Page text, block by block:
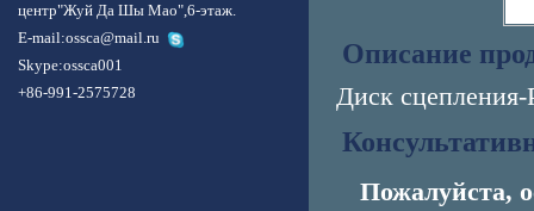
центр"Жуй Да Шы Мао",6-этаж.
E-mail:ossca@mail.ru
Skype:ossca001
+86-991-2575728
Описание
Диск
Пожалуйста,